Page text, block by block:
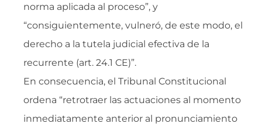
norma aplicada al proceso”, y
“consiguientemente, vulneró, de este modo, el
derecho a la tutela judicial efectiva de la
recurrente (art. 24.1 CE)”.
En consecuencia, el Tribunal Constitucional
ordena “retrotraer las actuaciones al momento
inmediatamente anterior al pronunciamiento